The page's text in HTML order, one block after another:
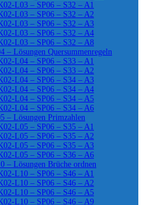
L03 – SP06 – S32 – A1
L03 – SP06 – S32 – A2
L03 – SP06 – S32 – A3
L03 – SP06 – S32 – A4
L03 – SP06 – S32 – A8
– Lösungen Quersummenregeln
L04 – SP06 – S33 – A1
L04 – SP06 – S33 – A2
L04 – SP06 – S34 – A3
L04 – SP06 – S34 – A4
L04 – SP06 – S34 – A5
L04 – SP06 – S34 – A6
– Lösungen Primzahlen
L05 – SP06 – S35 – A1
L05 – SP06 – S35 – A2
L05 – SP06 – S35 – A3
L05 – SP06 – S36 – A6
– Lösungen Brüche ordnen
L10 – SP06 – S46 – A1
L10 – SP06 – S46 – A2
L10 – SP06 – S46 – A5
L10 – SP06 – S46 – A9